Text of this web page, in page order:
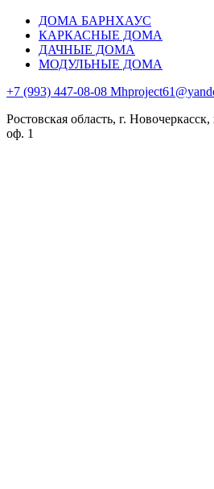
ДОМА БАРНХАУС
КАРКАСНЫЕ ДОМА
ДАЧНЫЕ ДОМА
МОДУЛЬНЫЕ ДОМА
+7 (993) 447-08-08
Ростовская область, г.
оф. 1